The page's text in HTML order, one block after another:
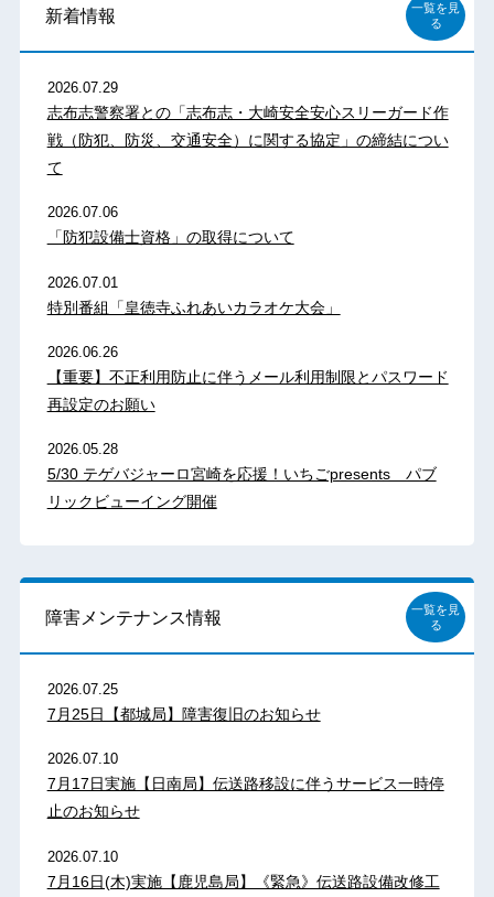
新着情報
一覧を見
る
2026.07.29
志布志警察署との「志布志・大崎安全安心スリーガード作
戦（防犯、防災、交通安全）に関する協定」の締結につい
て
2026.07.06
「防犯設備士資格」の取得について
2026.07.01
特別番組「皇徳寺ふれあいカラオケ大会」
2026.06.26
【重要】不正利用防止に伴うメール利用制限とパスワード
再設定のお願い
2026.05.28
5/30 テゲバジャーロ宮崎を応援！いちごpresents パブ
リックビューイング開催
障害メンテナンス情報
一覧を見
る
2026.07.25
7月25日【都城局】障害復旧のお知らせ
2026.07.10
7月17日実施【日南局】伝送路移設に伴うサービス一時停
止のお知らせ
2026.07.10
7月16日(木)実施【鹿児島局】《緊急》伝送路設備改修工